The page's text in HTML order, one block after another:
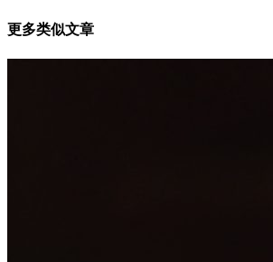
章
导
航
更多类似文章